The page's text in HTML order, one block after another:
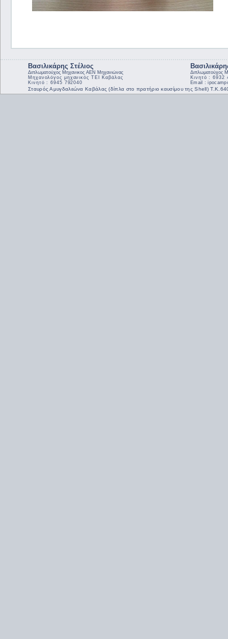
Βασιλικάρης Στέλιος
Διπλωματούχος Μηχανικος ΑΕΝ Μηχανιώνας
Μηχανολόγος μηχανικός ΤΕΙ Καβάλας
Κινητό : 6945 792040
Διπλωματούχος
Κινητό : 6932
Email :
Σταυρός Αμυγδαλεώνα Καβάλας (δίπλα στο πρατήριο καυσίμου της Shell)